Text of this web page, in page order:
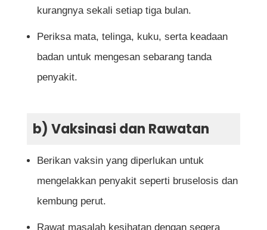
kurangnya sekali setiap tiga bulan.
Periksa mata, telinga, kuku, serta keadaan
badan untuk mengesan sebarang tanda
penyakit.
b) Vaksinasi dan Rawatan
Berikan vaksin yang diperlukan untuk
mengelakkan penyakit seperti bruselosis dan
kembung perut.
Rawat masalah kesihatan dengan segera